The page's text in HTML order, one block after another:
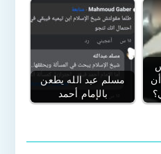
مسلم عبد الله يطعن
بالإمام أحمد